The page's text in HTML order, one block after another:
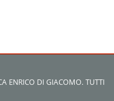
ENRICO DI GIACOMO. TUTTI